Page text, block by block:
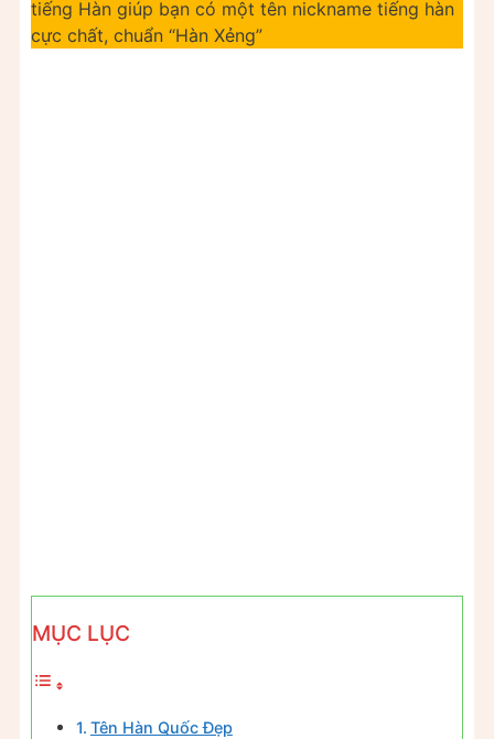
tiếng Hàn giúp bạn có một tên nickname tiếng hàn
cực chất, chuẩn “Hàn Xẻng”
MỤC LỤC
Tên Hàn Quốc Đẹp